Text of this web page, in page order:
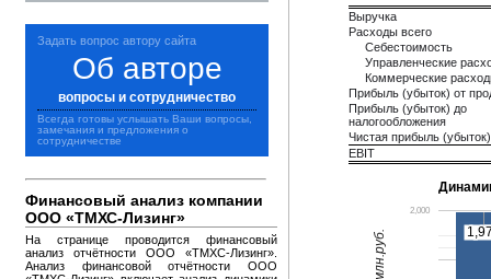
Задать вопрос автору сайта
Об авторе
вопросы и сотрудничество
Всегда готовы услышать Ваши вопросы,
замечания и предложения о
сотрудничестве
Финансовый анализ компании
ООО «ТМХС-Лизинг»
На странице проводится финансовый
анализ отчётности ООО «ТМХС-Лизинг».
Анализ финансовой отчётности ООО
Выручка
Расходы всего
Себестоимость
Управленческие
Коммерческие
Прибыль (убыток) от
Прибыль (убыток) до
налогообложения
Чистая прибыль (убыток)
EBIT
2,000